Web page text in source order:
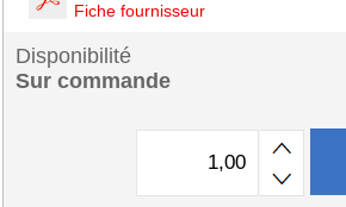
Fiche fournisseur
Disponibilité
Sur commande